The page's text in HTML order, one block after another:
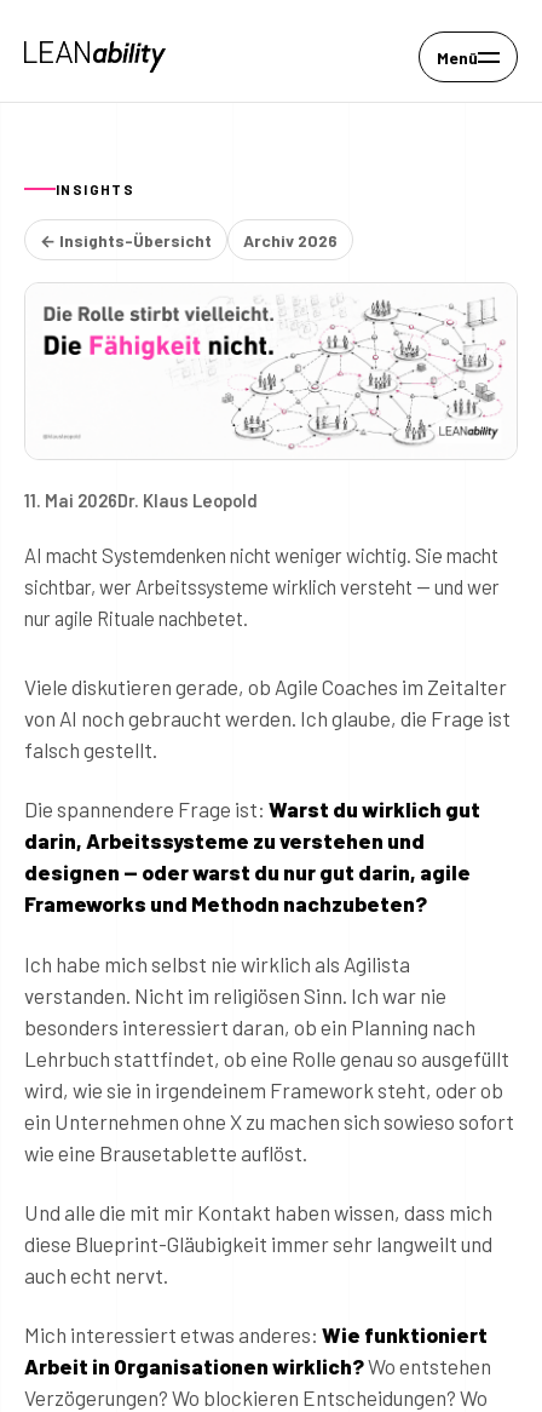
Menü
INSIGHTS
← Insights-Übersicht Archiv 2026
11. Mai 2026Dr. Klaus Leopold
AI macht Systemdenken nicht weniger wichtig. Sie macht
sichtbar, wer Arbeitssysteme wirklich versteht — und wer
nur agile Rituale nachbetet.
Viele diskutieren gerade, ob Agile Coaches im Zeitalter
von AI noch gebraucht werden. Ich glaube, die Frage ist
falsch gestellt.
Die spannendere Frage ist: Warst du wirklich gut
darin, Arbeitssysteme zu verstehen und
designen — oder warst du nur gut darin, agile
Frameworks und Methodn nachzubeten?
Ich habe mich selbst nie wirklich als Agilista
verstanden. Nicht im religiösen Sinn. Ich war nie
besonders interessiert daran, ob ein Planning nach
Lehrbuch stattfindet, ob eine Rolle genau so ausgefüllt
wird, wie sie in irgendeinem Framework steht, oder ob
ein Unternehmen ohne X zu machen sich sowieso sofort
wie eine Brausetablette auflöst.
Und alle die mit mir Kontakt haben wissen, dass mich
diese Blueprint-Gläubigkeit immer sehr langweilt und
auch echt nervt.
Mich interessiert etwas anderes: Wie funktioniert
Arbeit in Organisationen wirklich?Wo entstehen
Verzögerungen? Wo blockieren Entscheidungen? Wo